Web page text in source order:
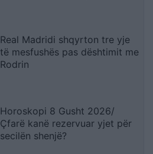
Real Madridi shqyrton tre yje
të mesfushës pas dështimit me
Rodrin
Horoskopi 8 Gusht 2026/
Çfarë kanë rezervuar yjet për
secilën shenjë?